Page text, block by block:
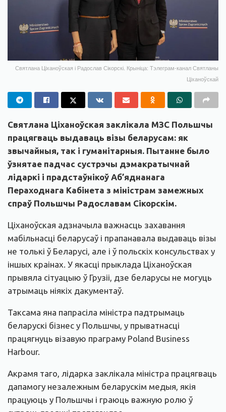
Святлана Ціханоўская і Радослав Сікорскі. Крыніца: Тэлеграм-канал Святланы
Ціханоўскай
Святлана Ціханоўская заклікала МЗС Польшчы
працягваць выдаваць візы беларусам: як
звычайныя, так і гуманітарныя. Пытанне было
ўзнятае падчас сустрэчы дэмакратычнай
лідаркі і прадстаўнікоў Аб’яднанага
Пераходнага Кабінета з міністрам замежных
спраў Польшчы Радославам Сікорскім.
Ціханоўская адзначыла важнасць захавання
мабільнасці беларусаў і прапанавала выдаваць візы
не толькі ў Беларусі, але і ў польскіх консульствах у
іншых краінах. У якасці прыклада Ціханоўская
прывяла сітуацыю ў Грузіі, дзе беларусы не могуць
атрымаць ніякіх дакументаў.
Таксама яна папрасіла міністра падтрымаць
беларускі бізнес у Польшчы, у прыватнасці
працягнуць візавую праграму Poland Business
Harbour.
Акрамя таго, лідарка заклікала міністра працягваць
дапамогу незалежным беларускім медыя, якія
працуюць у Польшчы і граюць важную ролю ў